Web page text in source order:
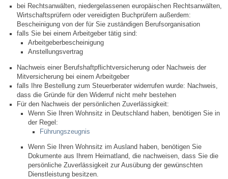
Gemeinderat
Sitzungsberichte
Ratsinfo
Gutachterausschuss
Leben
Bauen & Wohnen
NETZMonitor
bei Rechtsanwälten, niedergelassenen europäischen Rechtsanwälten,
Wirtschaftsprüfern oder vereidigten Buchprüfern außerdem:
Bescheinigung von der für Sie zuständigen Berufsorganisation
falls Sie bei einem Arbeitgeber tätig sind:
Arbeitgeberbescheinigung
Anstellungsvertrag
Nachweis einer Berufshaftpflichtversicherung oder Nachweis der
Mitversicherung bei einem Arbeitgeber
falls Ihre Bestellung zum Steuerberater widerrufen wurde: Nachweis,
dass die Gründe für den Widerruf nicht mehr bestehen
Für den Nachweis der persönlichen Zuverlässigkeit:
Wenn Sie Ihren Wohnsitz in Deutschland haben, benötigen Sie in
der Regel:
Führungszeugnis
Wenn Sie Ihren Wohnsitz im Ausland haben, benötigen Sie
Dokumente aus Ihrem Heimatland, die nachweisen, dass Sie die
persönliche Zuverlässigkeit zur Ausübung der gewünschten
Dienstleistung besitzen.